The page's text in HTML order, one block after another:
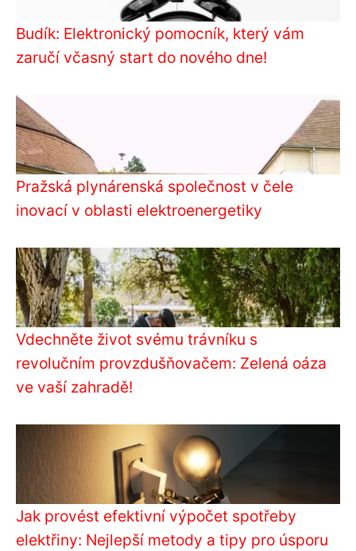
Budík: Elektronický pomocník, který vám
zaručí včasný start do nového dne!
Pražská plynárenská společnost v čele
inovací v oblasti elektroenergetiky
Vdechněte život svému trávníku s
revolučním provzdušňovačem: Zelená oáza
ve vaší zahradě!
Jak provést efektivní výpočet spotřeby
elektřiny: Nejlepší metody a tipy pro úsporu